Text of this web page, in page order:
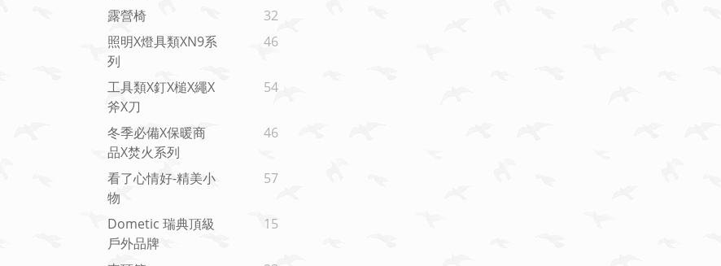
露營椅
32
照明x燈具類xN9系
列
46
工具類x釘x槌x繩x
斧x刀
54
冬季必備x保暖商
品x焚火系列
46
看了心情好-精美小
物
57
Dometic 瑞典頂級
戶外品牌
15